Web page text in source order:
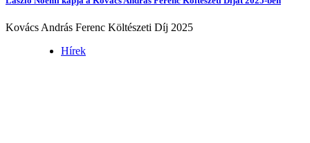
Kovács András Ferenc Költészeti Díj 2025
Hírek